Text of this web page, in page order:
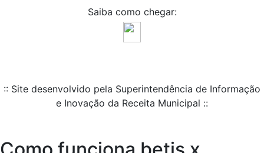
Saiba como chegar:
:: Site desenvolvido pela Superintendência de Informação
e Inovação da Receita Municipal ::